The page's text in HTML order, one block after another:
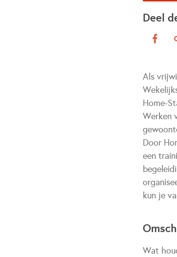
Deel
Als
Home-
Werken
Door
een
kun je
Wat